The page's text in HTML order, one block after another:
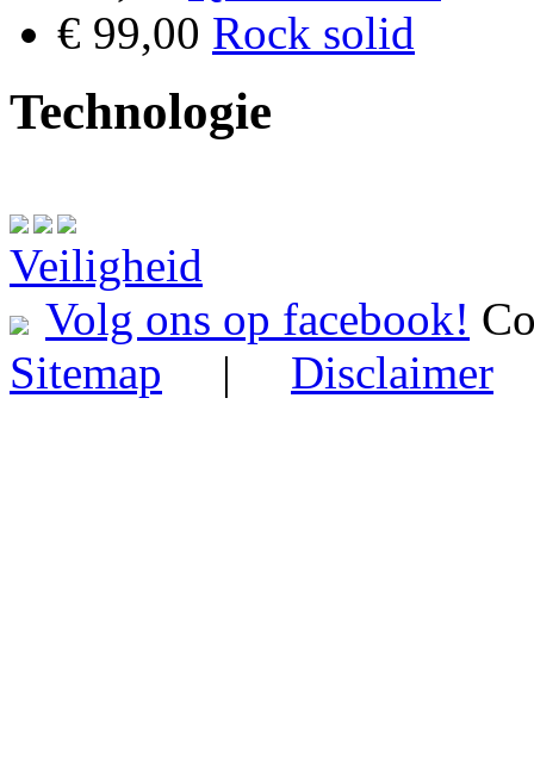
€ 99,00 Rock solid
Technologie
Veiligheid
Volg ons op facebook!
Sitemap | Disclaimer